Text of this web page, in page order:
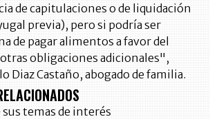
de capitulaciones o de liquidación
previa), pero si podría ser
de pagar alimentos a favor del
obligaciones adicionales",
Diaz Castaño, abogado de familia.
temas de interés